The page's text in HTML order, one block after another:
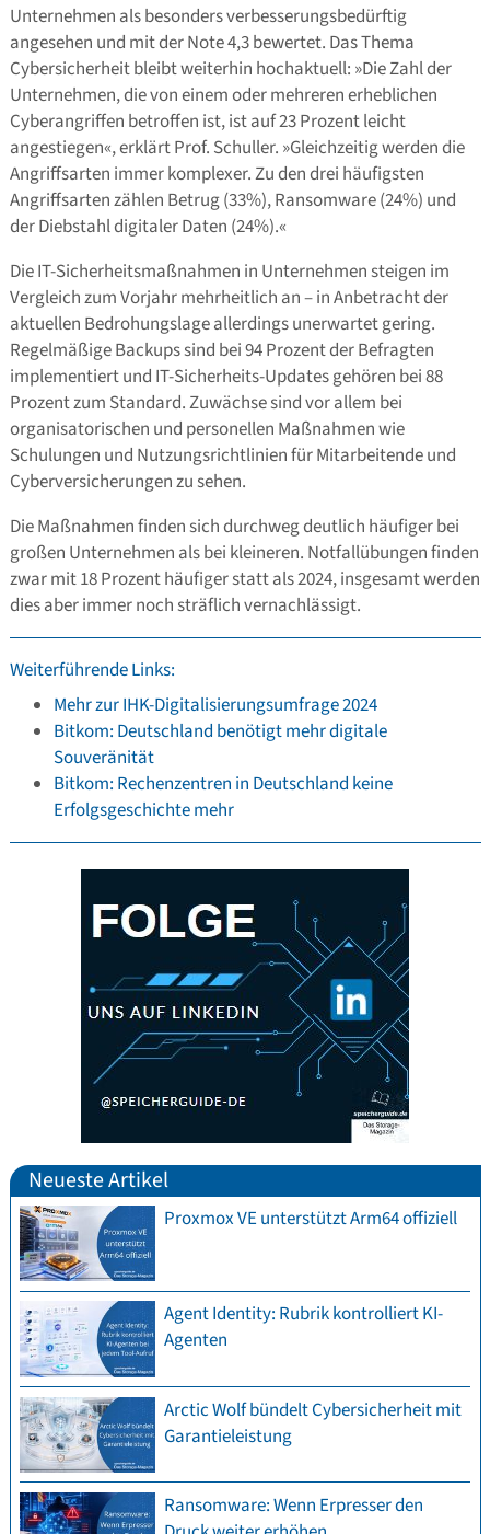
Unternehmen als besonders verbesserungsbedürftig
angesehen und mit der Note 4,3 bewertet. Das Thema
Cybersicherheit bleibt weiterhin hochaktuell: »Die Zahl der
Unternehmen, die von einem oder mehreren erheblichen
Cyberangriffen betroffen ist, ist auf 23 Prozent leicht
angestiegen«, erklärt Prof. Schuller. »Gleichzeitig werden die
Angriffsarten immer komplexer. Zu den drei häufigsten
Angriffsarten zählen Betrug (33%), Ransomware (24%) und
der Diebstahl digitaler Daten (24%).«
Die IT-Sicherheitsmaßnahmen in Unternehmen steigen im
Vergleich zum Vorjahr mehrheitlich an – in Anbetracht der
aktuellen Bedrohungslage allerdings unerwartet gering.
Regelmäßige Backups sind bei 94 Prozent der Befragten
implementiert und IT-Sicherheits-Updates gehören bei 88
Prozent zum Standard. Zuwächse sind vor allem bei
organisatorischen und personellen Maßnahmen wie
Schulungen und Nutzungsrichtlinien für Mitarbeitende und
Cyberversicherungen zu sehen.
Die Maßnahmen finden sich durchweg deutlich häufiger bei
großen Unternehmen als bei kleineren. Notfallübungen finden
zwar mit 18 Prozent häufiger statt als 2024, insgesamt werden
dies aber immer noch sträflich vernachlässigt.
Weiterführende Links:
Mehr zur IHK-Digitalisierungsumfrage 2024
Bitkom: Deutschland benötigt mehr digitale
Souveränität
Bitkom: Rechenzentren in Deutschland keine
Erfolgsgeschichte mehr
Neueste Artikel
Proxmox VE unterstützt Arm64 offiziell
Agent Identity: Rubrik kontrolliert KI-
Agenten
Arctic Wolf bündelt Cybersicherheit mit
Garantieleistung
Ransomware: Wenn Erpresser den